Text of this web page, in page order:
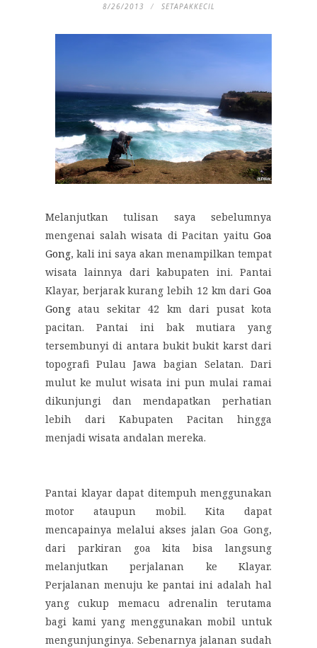
8/26/2013 SETAPAKKECIL
Melanjutkan tulisan saya sebelumnya
mengenai salah wisata di Pacitan yaitu Goa
Gong, kali ini saya akan menampilkan tempat
wisata lainnya dari kabupaten ini. Pantai
Klayar, berjarak kurang lebih 12 km dari Goa
Gong atau sekitar 42 km dari pusat kota
pacitan. Pantai ini bak mutiara yang
tersembunyi di antara bukit bukit karst dari
topografi Pulau Jawa bagian Selatan. Dari
mulut ke mulut wisata ini pun mulai ramai
dikunjungi dan mendapatkan perhatian
lebih dari Kabupaten Pacitan hingga
menjadi wisata andalan mereka.
Pantai klayar dapat ditempuh menggunakan
motor ataupun mobil. Kita dapat
mencapainya melalui akses jalan Goa Gong,
dari parkiran goa kita bisa langsung
melanjutkan perjalanan ke Klayar.
Perjalanan menuju ke pantai ini adalah hal
yang cukup memacu adrenalin terutama
bagi kami yang menggunakan mobil untuk
mengunjunginya. Sebenarnya jalanan sudah